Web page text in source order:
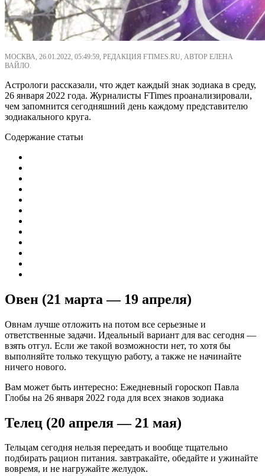
МОСКВА, 26.01.2022, 05:49:59, РЕДАКЦИЯ FTIMES.RU, АВТОР ЕЛЕНА
ВАЙЛО.
Астрологи рассказали, что ждет каждый знак зодиака в среду,
26 января 2022 года. Журналисты FTimes проанализировали,
чем запомнится сегодняшний день каждому представителю
зодиакального круга.
Содержание статьи
Овен (21 марта — 19 апреля)
Овнам лучше отложить на потом все серьезные и
ответственные задачи. Идеальный вариант для вас сегодня —
взять отгул. Если же такой возможности нет, то хотя бы
выполняйте только текущую работу, а также не начинайте
ничего нового.
Вам может быть интересно: Ежедневный гороскоп Павла
Глобы на 26 января 2022 года для всех знаков зодиака
Телец (20 апреля — 21 мая)
Тельцам сегодня нельзя переедать и вообще тщательно
подбирать рацион питания. завтракайте, обедайте и ужинайте
вовремя, и не нагружайте желудок.